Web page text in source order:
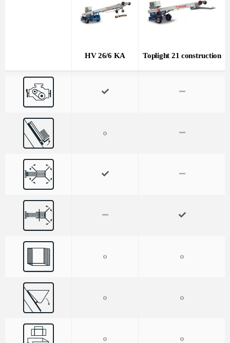
HV 26/6 KA Toplight 21 construction
o
o o
o o
o o